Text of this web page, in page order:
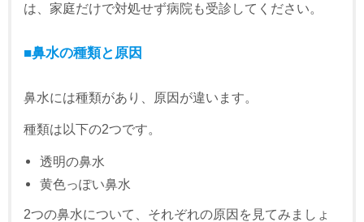
は、家庭だけで対処せず病院も受診してください。
■鼻水の種類と原因
鼻水には種類があり、原因が違います。
種類は以下の2つです。
透明の鼻水
黄色っぽい鼻水
2つの鼻水について、それぞれの原因を見てみましょ